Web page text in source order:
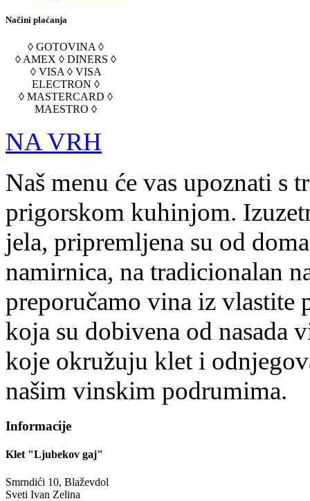
Načini plaćanja
◊ GOTOVINA ◊
◊ AMEX ◊ DINERS ◊
◊ VISA ◊ VISA
ELECTRON ◊
◊ MASTERCARD ◊
MAESTRO ◊
NA VRH
Naš menu će vas upoznati s
prigorskom kuhinjom.
jela, pripremljena su od
namirnica, na tradicionalan
preporučamo vina iz vlastite
koja su dobivena od nasada
koje okružuju klet i
našim vinskim podrumima.
Informacije
Klet "Ljubekov gaj"
Smrndići 10, Blaževdol
Sveti Ivan Zelina